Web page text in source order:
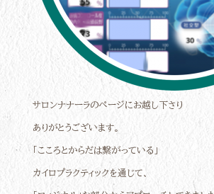
サロンナナーラのページにお越し下さり
ありがとうございます。
「こころとからだは繋がっている」
カイロプラクティックを通じて、